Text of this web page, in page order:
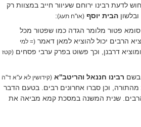
לדעת רבינו ירוחם שעיוור חייב במצוות רק
ובלשון הבית יוסף (או''ח תעג):
, סומא פטור מלומר הגדה כמו שפטור מכל
הרבים יכול להוציא למאן דאמר (= למי
דרבנן, וכך פשוט בפרק ערבי פסחים (קטז
בשם רבינו חננאל והריטב''א (קידושין לא ע''א ד''ה
מהתורה, וכן סברו אחרונים רבים. בטעם הדבר
הרבים. שנית המשנה במסכת קמא מביאה את